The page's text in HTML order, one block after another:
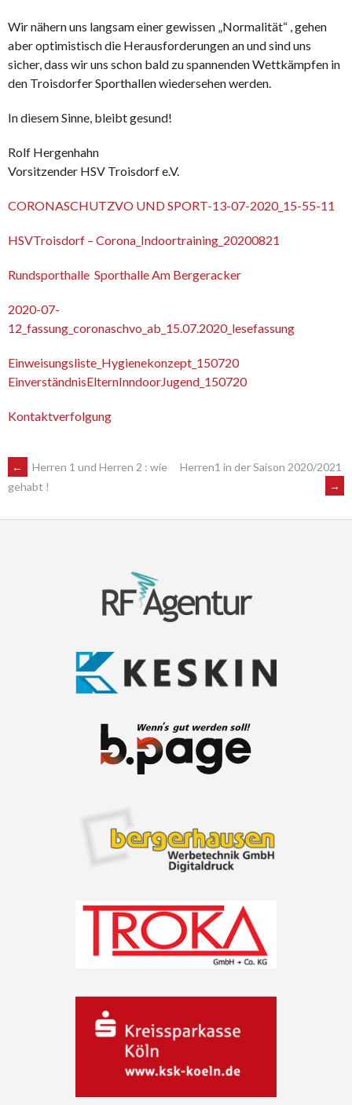
Wir nähern uns langsam einer gewissen „Normalität“ , gehen
aber optimistisch die Herausforderungen an und sind uns
sicher, dass wir uns schon bald zu spannenden Wettkämpfen in
den Troisdorfer Sporthallen wiedersehen werden.
In diesem Sinne, bleibt gesund!
Rolf Hergenhahn
Vorsitzender HSV Troisdorf e.V.
CORONASCHUTZVO UND SPORT-13-07-2020_15-55-11
HSVTroisdorf – Corona_Indoortraining_20200821
Rundsporthalle Sporthalle Am Bergeracker
2020-07-
12_fassung_coronaschvo_ab_15.07.2020_lesefassung
Einweisungsliste_Hygienekonzept_150720
EinverständnisElternInndoorJugend_150720
Kontaktverfolgung
POST
NAVIGATION
←
Herren 1 und Herren 2 : wie
gehabt !
Herren1 in der Saison 2020/2021
→